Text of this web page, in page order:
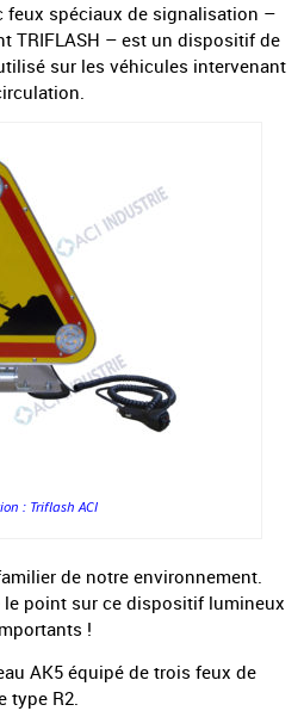
feux spéciaux de signalisation –
TRIFLASH – est un dispositif de
sur les véhicules intervenant
: Triflash ACI
de notre environnement.
le point sur ce dispositif lumineux
!
AK5 équipé de trois feux de
type R2.